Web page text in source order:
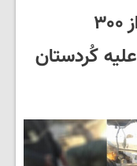
کشته و زخمی شدن بیش از ۳۰۰
کُردستان